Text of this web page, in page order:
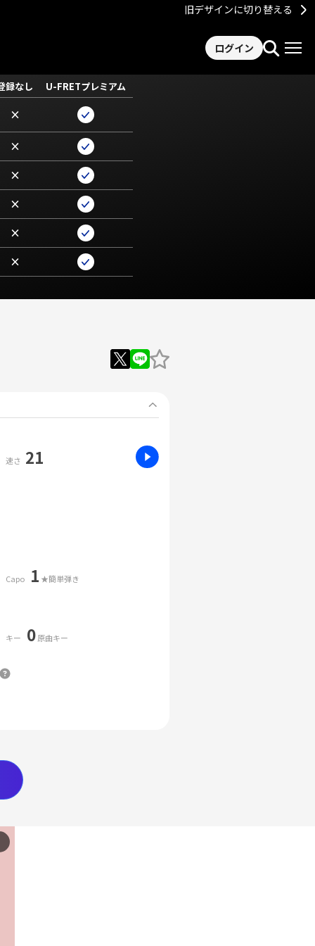
旧デザインに切り替える
ログイン
録なし U-FRETプレミアム
×
×
×
×
×
×
速さ 21
Capo 1 ★簡単弾き
キー 0原曲キー